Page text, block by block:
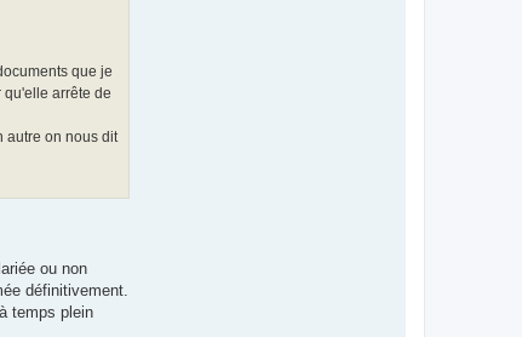
que je
arrête de
autre on nous dit
ou non
définitivement.
temps plein